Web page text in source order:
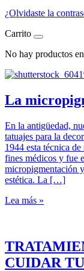
¿Olvidaste la
Carrito
No hay productos
La
En la antigüedad,
tatuajes para la
1944 esta técnica
fines médicos y fue
micropigmentación
estética. La […]
Lea más »
CUIDAR